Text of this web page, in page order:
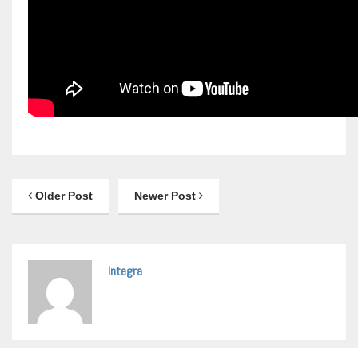
Older Post Newer Post
Integra